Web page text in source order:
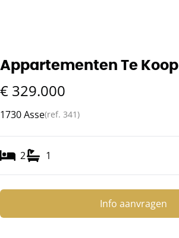
Appartementen Te Koop
€ 329.000
1730 Asse(ref. 341)
2 1
Info aanvragen